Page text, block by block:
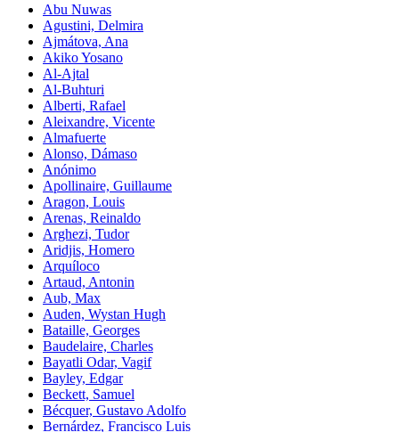
Abu Nuwas
Agustini, Delmira
Ajmátova, Ana
Akiko Yosano
Al-Ajtal
Al-Buhturi
Alberti, Rafael
Aleixandre, Vicente
Almafuerte
Alonso, Dámaso
Anónimo
Apollinaire, Guillaume
Aragon, Louis
Arenas, Reinaldo
Arghezi, Tudor
Aridjis, Homero
Arquíloco
Artaud, Antonin
Aub, Max
Auden, Wystan Hugh
Bataille, Georges
Baudelaire, Charles
Bayatli Odar, Vagif
Bayley, Edgar
Beckett, Samuel
Bécquer, Gustavo Adolfo
Bernárdez, Francisco Luis